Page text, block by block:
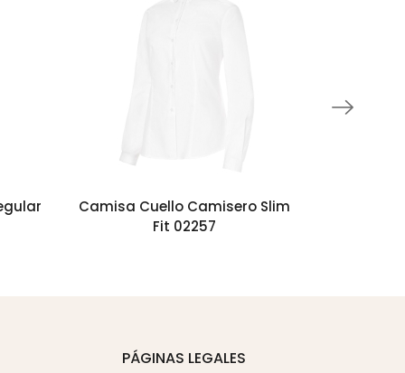
Camisa Cuello Camisero Slim
Fit 02257
PÁGINAS LEGALES